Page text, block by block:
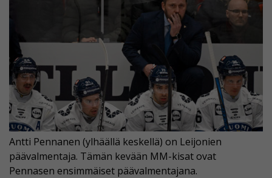
Antti Pennanen (ylhäällä keskellä) on Leijonien
päävalmentaja. Tämän kevään MM-kisat ovat
Pennasen ensimmäiset päävalmentajana.